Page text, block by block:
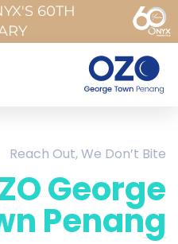
60TH
Reach Out, We Don’t Bite
George
Penang